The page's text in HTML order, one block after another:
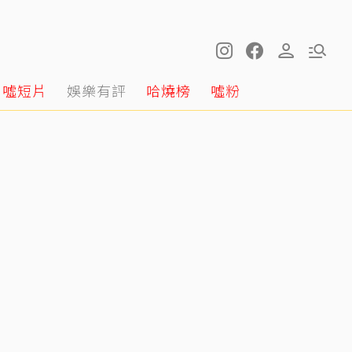
噓短片 娛樂有評 哈燒榜 噓粉